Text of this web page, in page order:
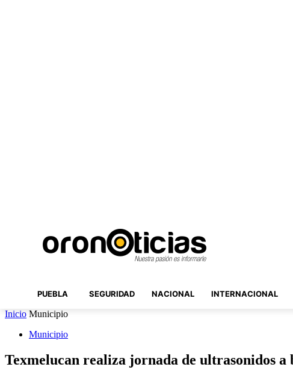
PUEBLA SEGURIDAD NACIONAL INTERNACIONAL
Inicio Municipio
Municipio
Texmelucan realiza jornada de ultrasonidos a